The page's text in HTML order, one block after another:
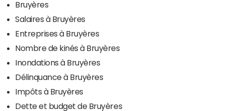
Bruyères
Salaires à Bruyères
Entreprises à Bruyères
Nombre de kinés à Bruyères
Inondations à Bruyères
Délinquance à Bruyères
Impôts à Bruyères
Dette et budget de Bruyères